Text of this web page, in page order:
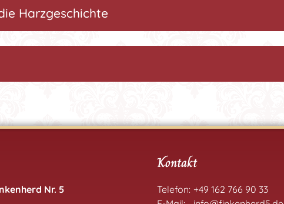
Harzgeschichte
Nr. 5
Kontakt
Telefon: +49 162 766 90 33